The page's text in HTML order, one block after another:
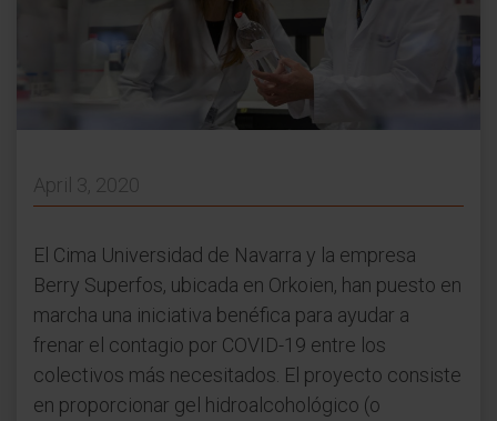
April 3, 2020
El Cima Universidad de Navarra y la empresa
Berry Superfos, ubicada en Orkoien, han puesto en
marcha una iniciativa benéfica para ayudar a
frenar el contagio por COVID-19 entre los
colectivos más necesitados. El proyecto consiste
en proporcionar gel hidroalcohológico (o